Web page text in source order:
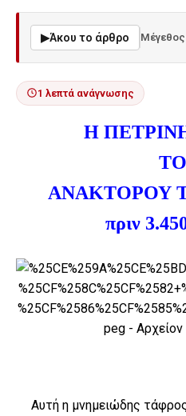
▶Άκου το άρθρο Μέγεθος
1 λεπτά ανάγνωσης
Η
ΑΝΑΚΤΟΡΟΥ
πριν
Αυτή η μνημειώδης